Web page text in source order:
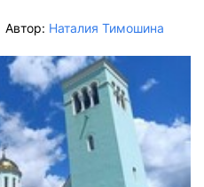
Автор: Наталия Тимошина